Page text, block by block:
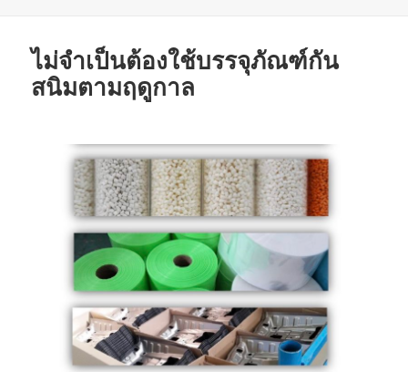
ไม่จำเป็นต้องใช้บรรจุภัณฑ์กัน
สนิมตามฤดูกาล